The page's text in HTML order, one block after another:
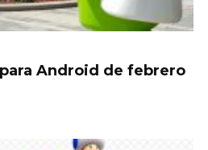
Android de febrero